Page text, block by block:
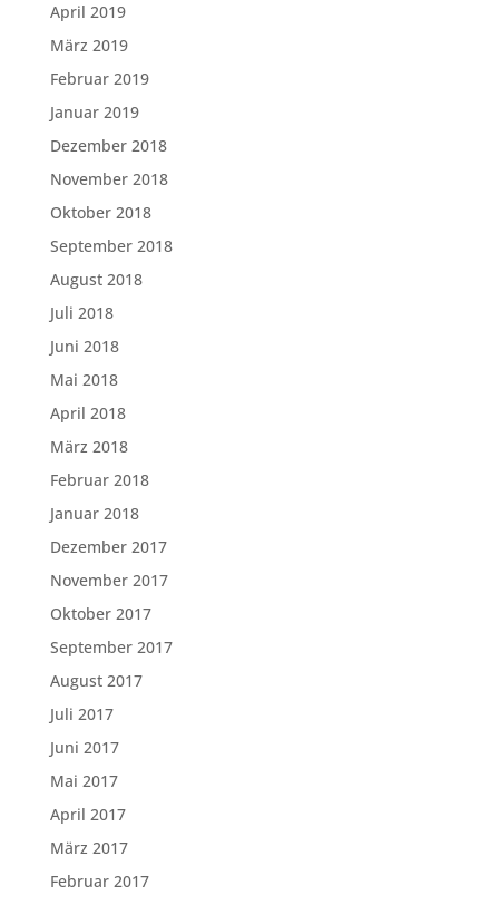
April 2019
März 2019
Februar 2019
Januar 2019
Dezember 2018
November 2018
Oktober 2018
September 2018
August 2018
Juli 2018
Juni 2018
Mai 2018
April 2018
März 2018
Februar 2018
Januar 2018
Dezember 2017
November 2017
Oktober 2017
September 2017
August 2017
Juli 2017
Juni 2017
Mai 2017
April 2017
März 2017
Februar 2017